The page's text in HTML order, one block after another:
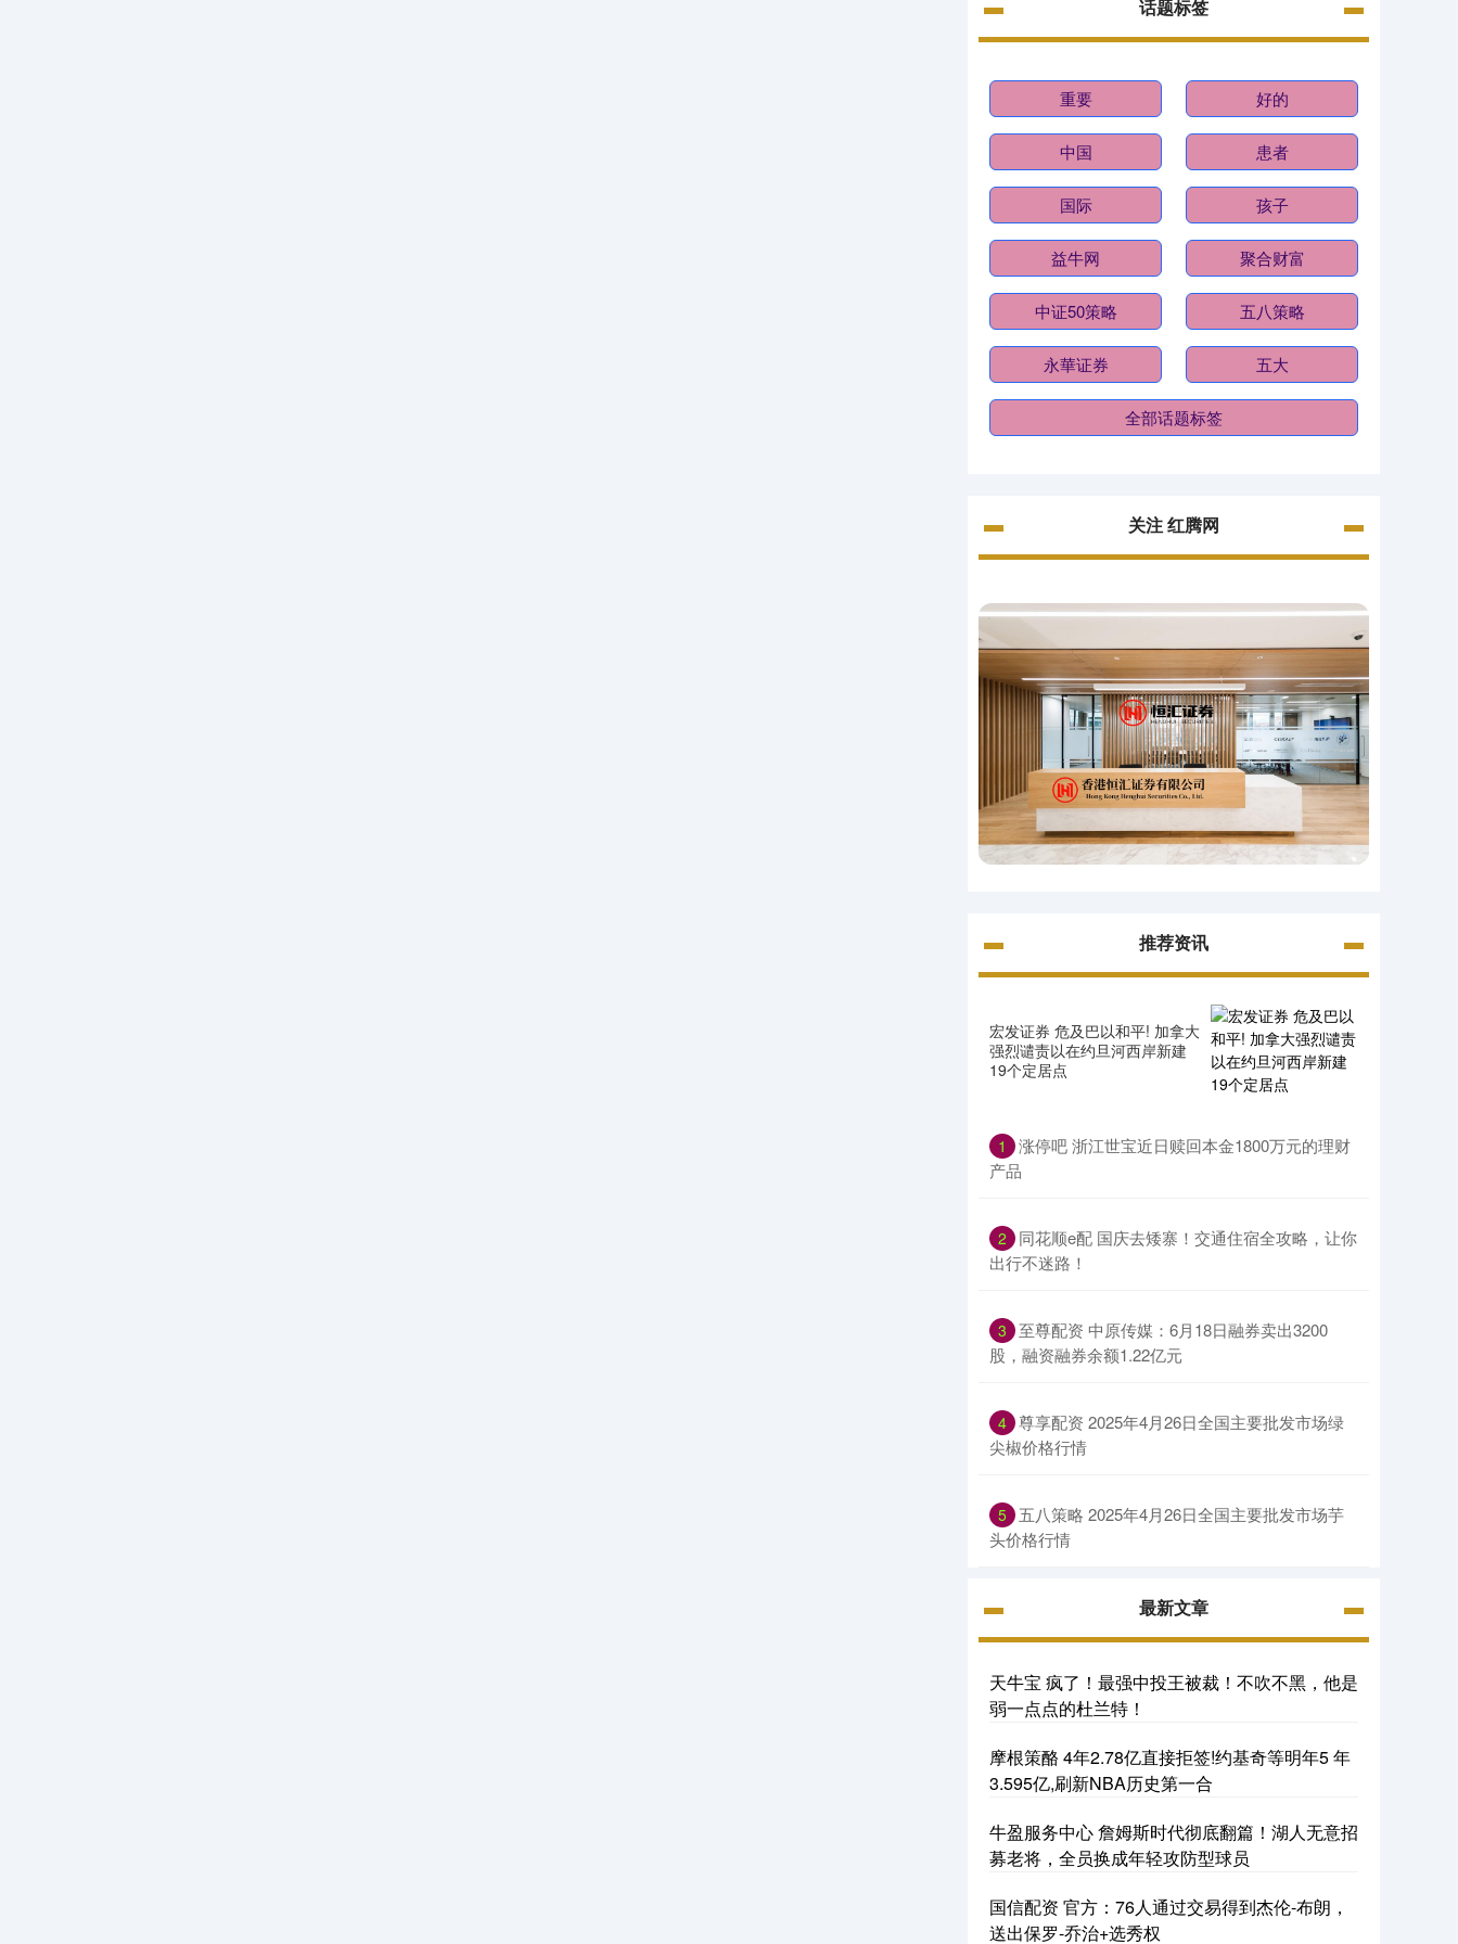
话题标签
重要 好的
中国 患者
国际 孩子
益牛网 聚合财富
中证50策略 五八策略
永華证券 五大
全部话题标签
关注 红腾网
推荐资讯
宏发证券 危及巴以和平! 加拿大
强烈谴责以在约旦河西岸新建
19个定居点
1
涨停吧 浙江世宝近日赎回本金1800万元的理财
产品
2
同花顺e配 国庆去矮寨！交通住宿全攻略，让你
出行不迷路！
3 至尊配资 中原传媒：6月18日融券卖出3200
股，融资融券余额1.22亿元
4 尊享配资 2025年4月26日全国主要批发市场绿
尖椒价格行情
5 五八策略 2025年4月26日全国主要批发市场芋
头价格行情
最新文章
天牛宝 疯了！最强中投王被裁！不吹不黑，他是
弱一点点的杜兰特！
摩根策酪 4年2.78亿直接拒签!约基奇等明年5 年
3.595亿,刷新NBA历史第一合
牛盈服务中心 詹姆斯时代彻底翻篇！湖人无意招
募老将，全员换成年轻攻防型球员
国信配资 官方：76人通过交易得到杰伦-布朗，
送出保罗-乔治+选秀权